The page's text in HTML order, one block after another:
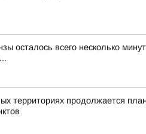
осталось всего несколько
территориях продолжается